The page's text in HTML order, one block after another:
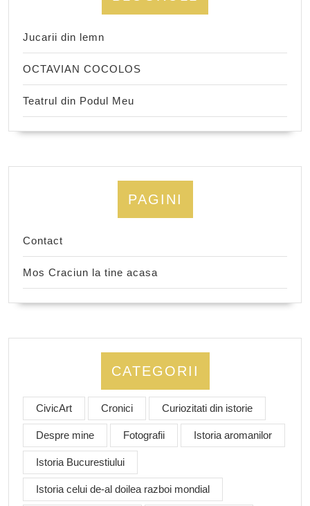
Jucarii din lemn
OCTAVIAN COCOLOS
Teatrul din Podul Meu
PAGINI
Contact
Mos Craciun la tine acasa
CATEGORII
CivicArt Cronici Curiozitati din istorie
Despre mine Fotografii Istoria aromanilor
Istoria Bucurestiului
Istoria celui de-al doilea razboi mondial